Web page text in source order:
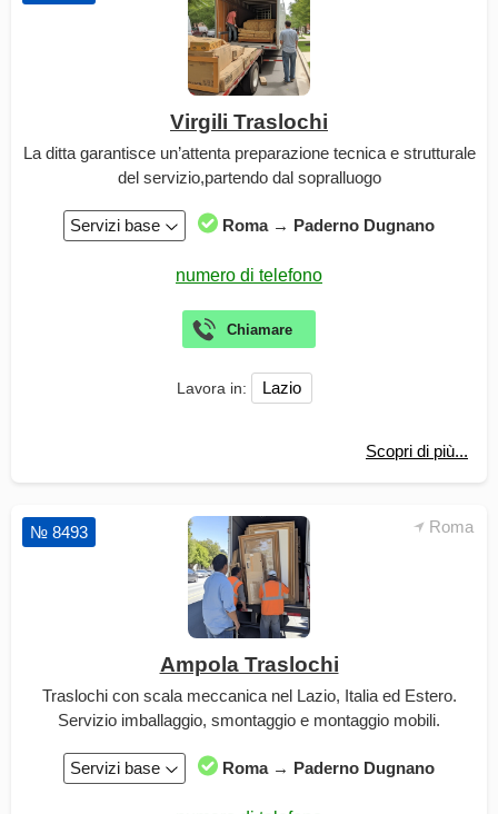
Virgili Traslochi
La ditta garantisce un’attenta preparazione tecnica e strutturale
del servizio,partendo dal sopralluogo
Servizi base Roma → Paderno Dugnano
Lavora in: Lazio
Scopri di più...
Roma
№ 8493
Ampola Traslochi
Traslochi con scala meccanica nel Lazio, Italia ed Estero.
Servizio imballaggio, smontaggio e montaggio mobili.
Servizi base Roma → Paderno Dugnano